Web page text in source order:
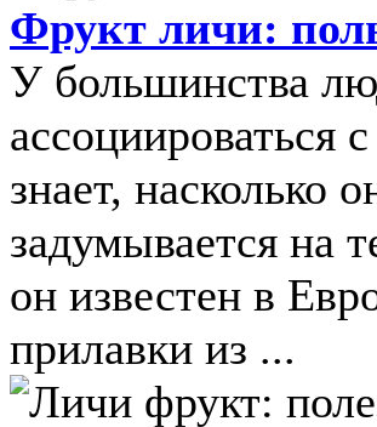
Фрукт личи:
У большинства
ассоциироваться
знает, насколько
задумывается на
он известен в
прилавки из ...